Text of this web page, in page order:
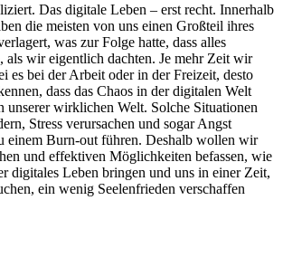
Das digitale Leben – erst recht. Innerhalb
die meisten von uns einen Großteil ihres
was zur Folge hatte, dass alles
als wir eigentlich dachten. Je mehr Zeit wir
es bei der Arbeit oder in der Freizeit, desto
dass das Chaos in der digitalen Welt
unserer wirklichen Welt. Solche Situationen
Stress verursachen und sogar Angst
einem Burn-out führen. Deshalb wollen wir
und effektiven Möglichkeiten befassen, wie
digitales Leben bringen und uns in einer Zeit,
ein wenig Seelenfrieden verschaffen